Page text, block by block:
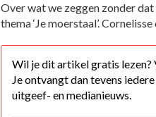
Over wat we zeggen zonder
thema ‘Je moerstaal’.
Wil je dit artikel gratis lezen?
Je ontvangt dan tevens
uitgeef- en medianieuws.